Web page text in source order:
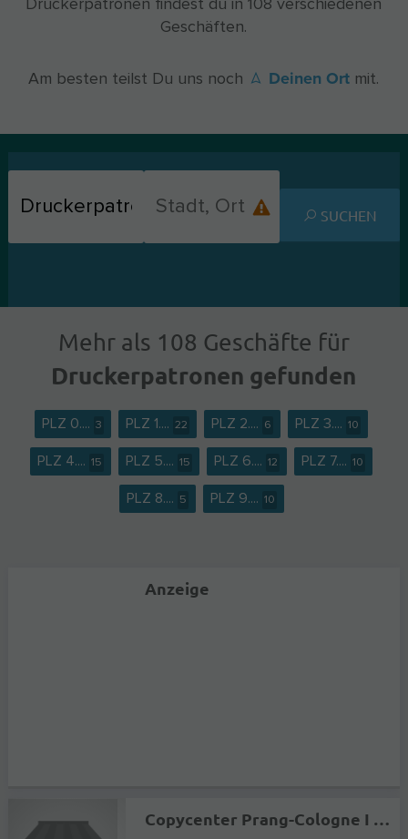
Druckerpatronen findest du in 108 verschiedenen
Geschäften.
Am besten teilst Du uns noch Deinen Ort mit.
SUCHEN
Mehr als 108 Geschäfte für
Druckerpatronen gefunden
PLZ 0.... 3 PLZ 1.... 22 PLZ 2.... 6 PLZ 3.... 10
PLZ 4.... 15 PLZ 5.... 15 PLZ 6.... 12 PLZ 7.... 10
PLZ 8.... 5 PLZ 9.... 10
Anzeige
Copycenter Prang-Cologne I Copyshop Köln